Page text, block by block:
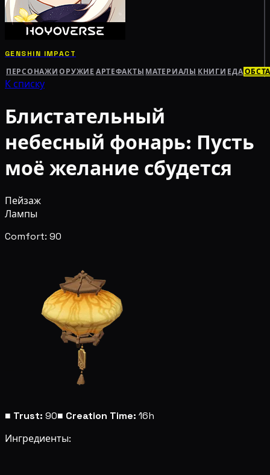
GENSHIN IMPACT
ПЕРСОНАЖИ ОРУЖИЕ АРТЕФАКТЫ МАТЕРИАЛЫ КНИГИ ЕДА
К списку
Блистательный
небесный фонарь: Пусть
моё желание сбудется
Пейзаж
Лампы
Comfort: 90
■ Trust: 90■ Creation Time: 16h
Ингредиенты: